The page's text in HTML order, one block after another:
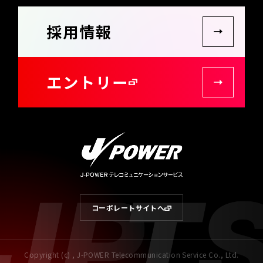
採用情報
エントリー
Copyright (c) , J-POWER Telecommunication Service Co., Ltd.